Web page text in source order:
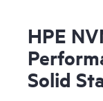
HPE
Solid